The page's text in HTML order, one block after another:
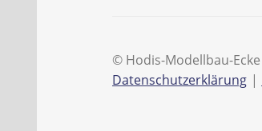
© Hodis-Modellbau-
Datenschutzerklärung